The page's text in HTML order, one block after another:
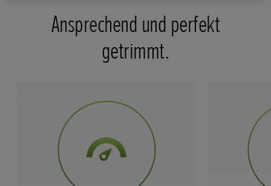
Ansprechend und perfekt
getrimmt.